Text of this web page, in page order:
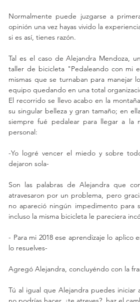
Normalmente puede juzgarse a
opinión una vez hayas vivido la
si es así, tienes razón.
Tal es el caso de Alejandra Mendoza,
taller de bicicleta "Pedaleando con mi
mismas que se turnaban para manejar
equipo quedando en una total
El recorrido se llevo acabo en la
su singular belleza y gran tamaño; en
siempre fué pedalear para llegar a
personal:
-Yo logré vencer el miedo y sobre
dejaron sola-
Son las palabras de Alejandra que
atravesaron por un problema, pero
no apareció ningún impedimento
incluso la misma bicicleta le pareciera
- Para mi 2018 ese aprendizaje lo
lo resuelves-
Agregó Alejandra, concluyéndo con la
Tú al igual que Alejandra puedes